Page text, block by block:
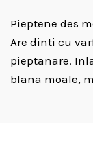
Pieptene des
Are dinti cu
pieptanare.
blana moale,